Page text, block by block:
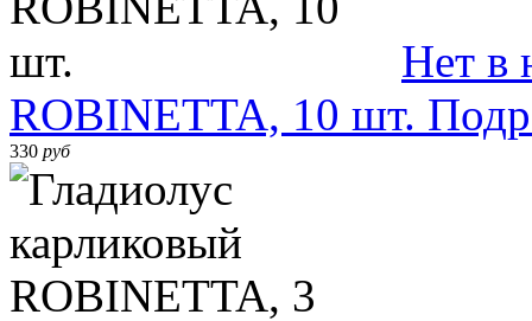
Нет в
ROBINETTA, 10 шт.
330 руб